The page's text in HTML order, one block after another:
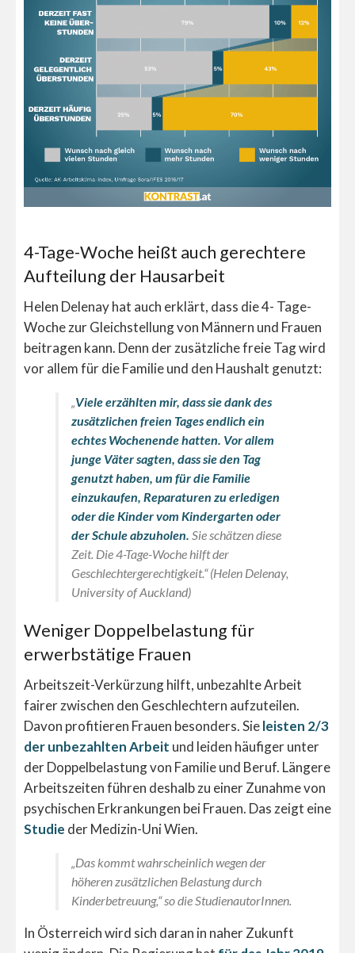
4-Tage-Woche heißt auch gerechtere
Aufteilung der Hausarbeit
Helen Delenay hat auch erklärt, dass die 4- Tage-
Woche zur Gleichstellung von Männern und Frauen
beitragen kann. Denn der zusätzliche freie Tag wird
vor allem für die Familie und den Haushalt genutzt:
Viele erzählten mir, dass sie dank des
zusätzlichen freien Tages endlich ein
echtes Wochenende hatten. Vor allem
junge Väter sagten, dass sie den Tag
genutzt haben, um für die Familie
einzukaufen, Reparaturen zu erledigen
oder die Kinder vom Kindergarten oder
der Schule abzuholen. Sie schätzen diese
Zeit. Die 4-Tage-Woche hilft der
Geschlechtergerechtigkeit.“ (Helen Delenay,
University of Auckland)
Weniger Doppelbelastung für
erwerbstätige Frauen
Arbeitszeit-Verkürzung hilft, unbezahlte Arbeit
fairer zwischen den Geschlechtern aufzuteilen.
Davon profitieren Frauen besonders. Sieleisten 2/3
der unbezahlten Arbeit und leiden häufiger unter
der Doppelbelastung von Familie und Beruf. Längere
Arbeitszeiten führen deshalb zu einer Zunahme von
psychischen Erkrankungen bei Frauen. Das zeigt eine
Studie der Medizin-Uni Wien.
„Das kommt wahrscheinlich wegen der
höheren zusätzlichen Belastung durch
Kinderbetreuung,“ so die StudienautorInnen.
In Österreich wird sich daran in naher Zukunft